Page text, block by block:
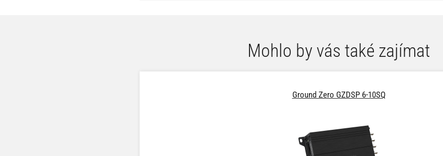
Mohlo by vás také zajímat
Ground Zero GZDSP 6-10SQ